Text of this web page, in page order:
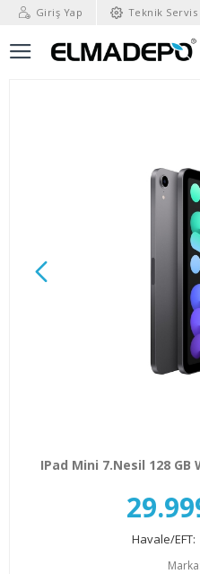
Giriş Yap Teknik Servis
IPad Mini 7.Nesil 128 GB
Havale/EFT:
Marka: